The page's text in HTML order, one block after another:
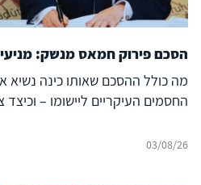
הסכם פירוק חמאס מנשק:
מה כולל ההסכם שאותו כינה נשיא
החסמים העיקריים ליישומו – וכיצד
03/08/26